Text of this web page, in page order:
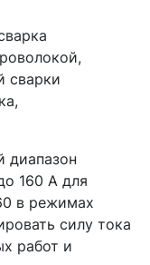
сварки
диапазон
160 А для
в режимах
силу тока
работ и